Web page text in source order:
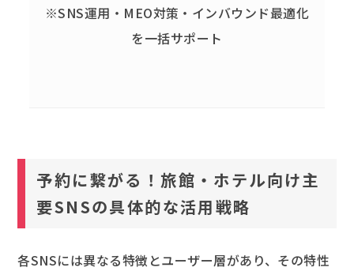
※SNS運用・MEO対策・インバウンド最適化
を一括サポート
予約に繋がる！旅館・ホテル向け主
要SNSの具体的な活用戦略
各SNSには異なる特徴とユーザー層があり、その特性